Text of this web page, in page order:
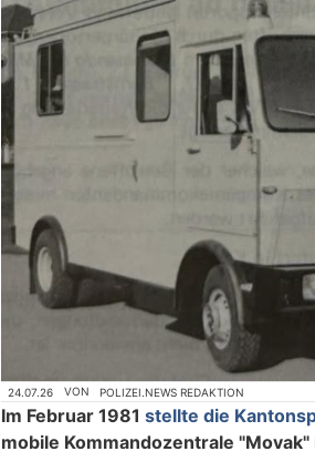
24.07.26 VON POLIZEI.NEWS REDAKTION
Im Februar 1981 stellte die
mobile Kommandozentrale "Movak"